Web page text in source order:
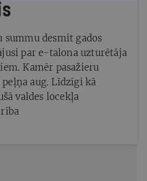
desmit gados
par e-talona uzturētāja
Kamēr pasažieru
aug. Līdzīgi kā
valdes locekļa